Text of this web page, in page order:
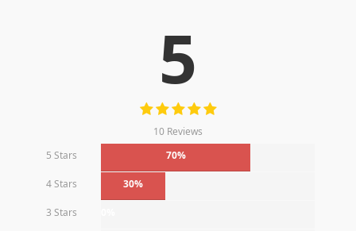
5
10 Reviews
5 Stars
70%
4 Stars 30%
3 Stars